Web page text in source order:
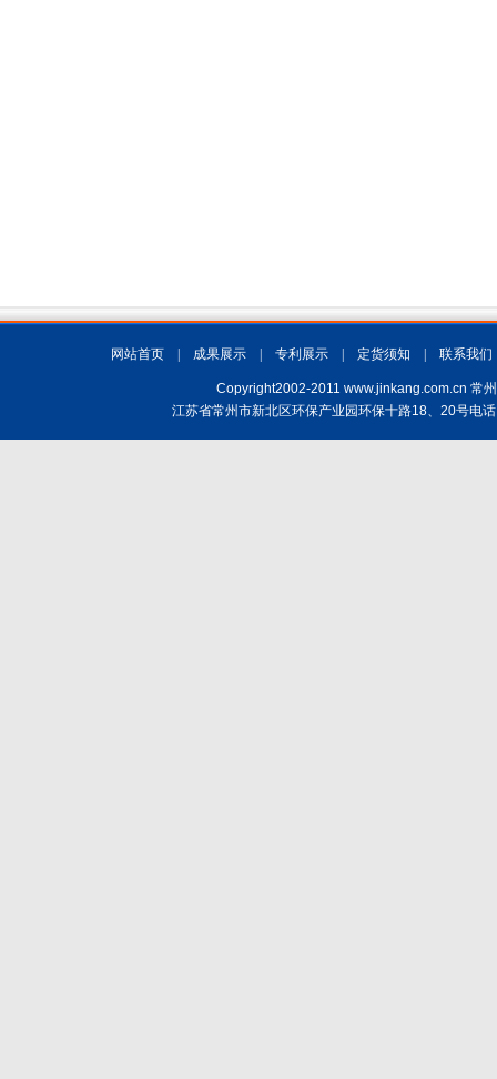
网站首页 成果展示 专利展示 定货须知 联系我们
Copyright2002-2011 www.jinkang.com.cn 常
江苏省常州市新北区环保产业园环保十路18、20号电